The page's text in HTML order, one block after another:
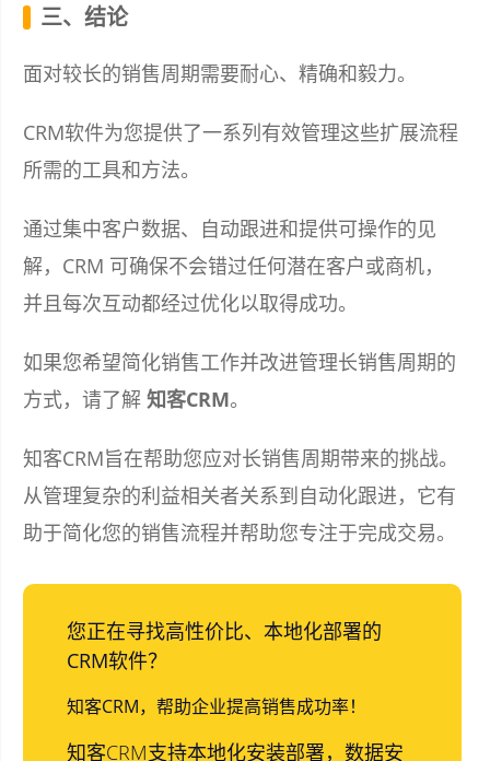
三、结论
面对较长的销售周期需要耐心、精确和毅力。
CRM软件为您提供了一系列有效管理这些扩展流程
所需的工具和方法。
通过集中客户数据、自动跟进和提供可操作的见
解，CRM 可确保不会错过任何潜在客户或商机，
并且每次互动都经过优化以取得成功。
如果您希望简化销售工作并改进管理长销售周期的
方式，请了解 知客CRM。
知客CRM旨在帮助您应对长销售周期带来的挑战。
从管理复杂的利益相关者关系到自动化跟进，它有
助于简化您的销售流程并帮助您专注于完成交易。
您正在寻找高性价比、本地化部署的
CRM软件？
知客CRM，帮助企业提高销售成功率！
知客CRM支持本地化安装部署，数据安